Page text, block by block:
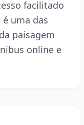
facilitado
uma das
paisagem
online e